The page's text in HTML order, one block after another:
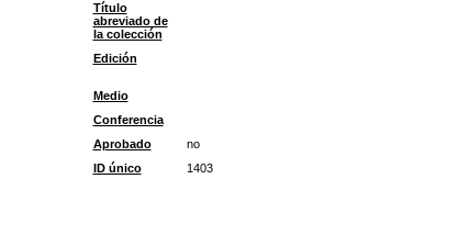
Título
abreviado de
la colección
Edición
Medio
Conferencia
Aprobado
no
ID único
1403